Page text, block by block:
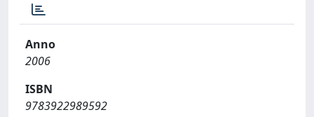
Anno
2006
ISBN
9783922989592